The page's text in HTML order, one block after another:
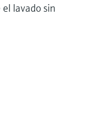
lavado sin